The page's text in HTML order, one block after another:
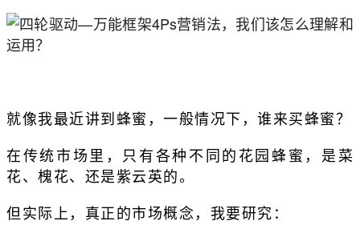
就像我最近讲到蜂蜜，一般情况下，谁来买蜂蜜？
在传统市场里，只有各种不同的花园蜂蜜，是菜
花、槐花、还是紫云英的。
但实际上，真正的市场概念，我要研究：